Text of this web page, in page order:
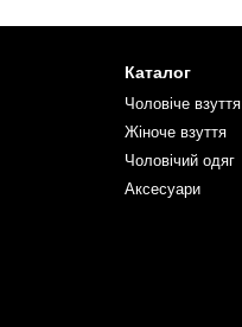
Каталог
Чоловiче взуття
Жіноче взуття
Чоловiчий одяг
Аксесуари